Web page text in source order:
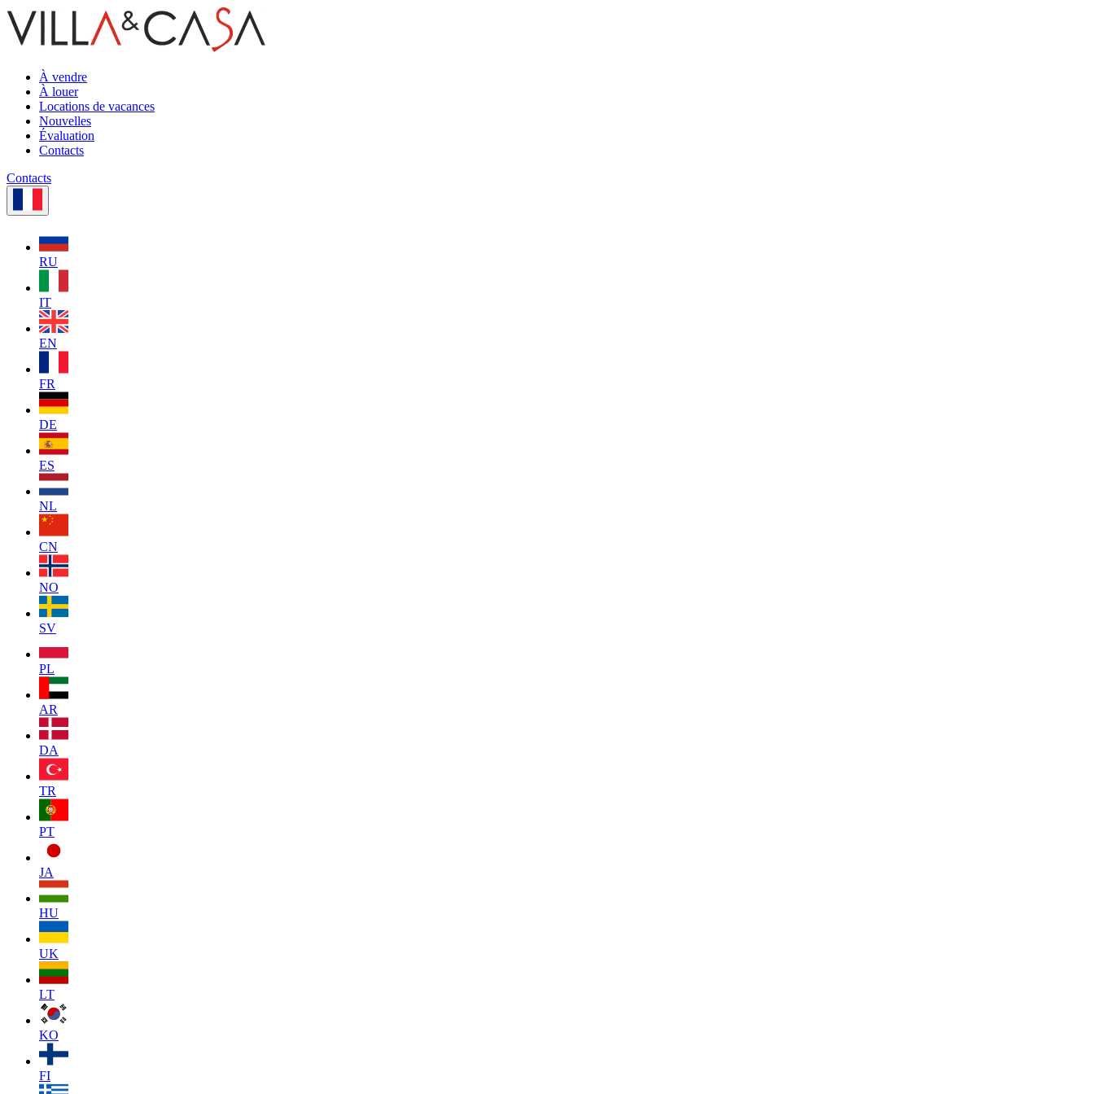
À vendre
À louer
Locations de vacances
Nouvelles
Évaluation
Contacts
Contacts
RU
IT
EN
FR
DE
ES
NL
CN
NO
SV
PL
AR
DA
TR
PT
JA
HU
UK
LT
KO
FI